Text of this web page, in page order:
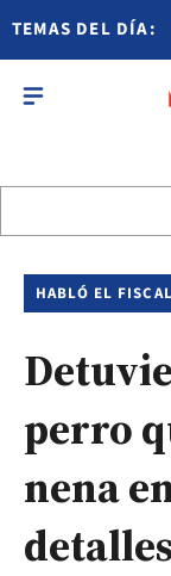
TEMAS DEL DÍA:
HABLÓ EL FISCAL
perro
nena